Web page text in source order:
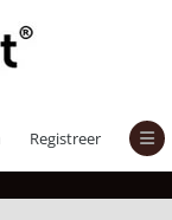
Registreer